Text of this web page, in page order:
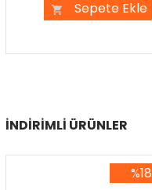
Sepete Ekle
İNDIRIMLI ÜRÜNLER
%18